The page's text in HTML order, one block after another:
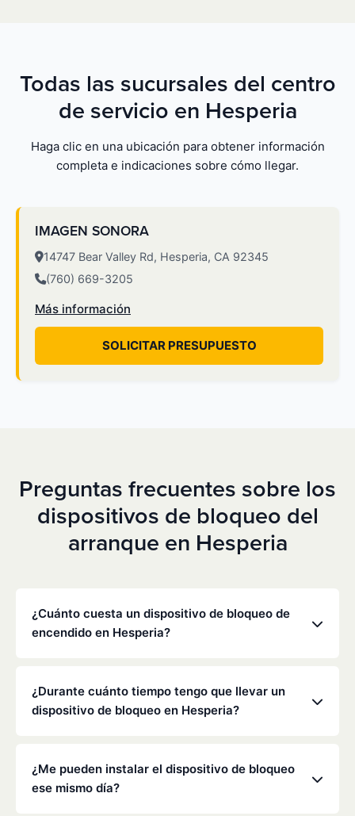
Todas las sucursales del centro
de servicio en Hesperia
Haga clic en una ubicación para obtener información
completa e indicaciones sobre cómo llegar.
IMAGEN SONORA
14747 Bear Valley Rd, Hesperia, CA 92345
(760) 669-3205
Más información
SOLICITAR PRESUPUESTO
Preguntas frecuentes sobre los
dispositivos de bloqueo del
arranque en Hesperia
¿Cuánto cuesta un dispositivo de bloqueo de
encendido en Hesperia?
concreta, pero Low Cost Interlock ofrece tarifas
mensuales competitivas sin gastos ocultos. Ponte
de los clientes pagan entre 70 y 100 dólares al mes,
incluyendo la supervisión y la calibración.
¿Durante cuánto tiempo tengo que llevar un
dispositivo de bloqueo en Hesperia?
dispositivo de bloqueo la determinan el
Departamento de Vehículos Motorizados (DMV) de
¿Me pueden instalar el dispositivo de bloqueo
ese mismo día?